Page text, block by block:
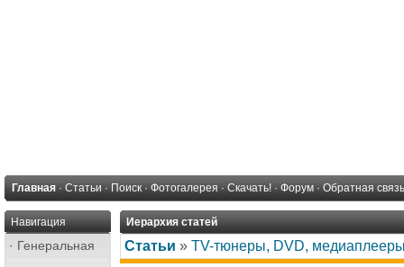
Главная · Статьи · Поиск · Фотогалерея · Скачать! · Форум · Обратная связь
Навигация
· Генеральная
Иерархия статей
Статьи » TV-тюнеры, DVD,